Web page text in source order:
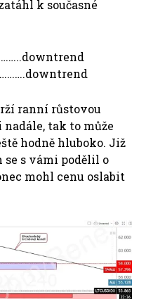
k současné
ranní růstovou
tak to může
hodně hluboko. Již
se s vámi podělil o
mohl cenu oslabit